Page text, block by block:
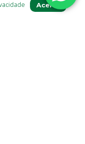
Aceito